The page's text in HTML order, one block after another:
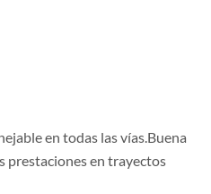
en todas las vías.Buena
prestaciones en trayectos